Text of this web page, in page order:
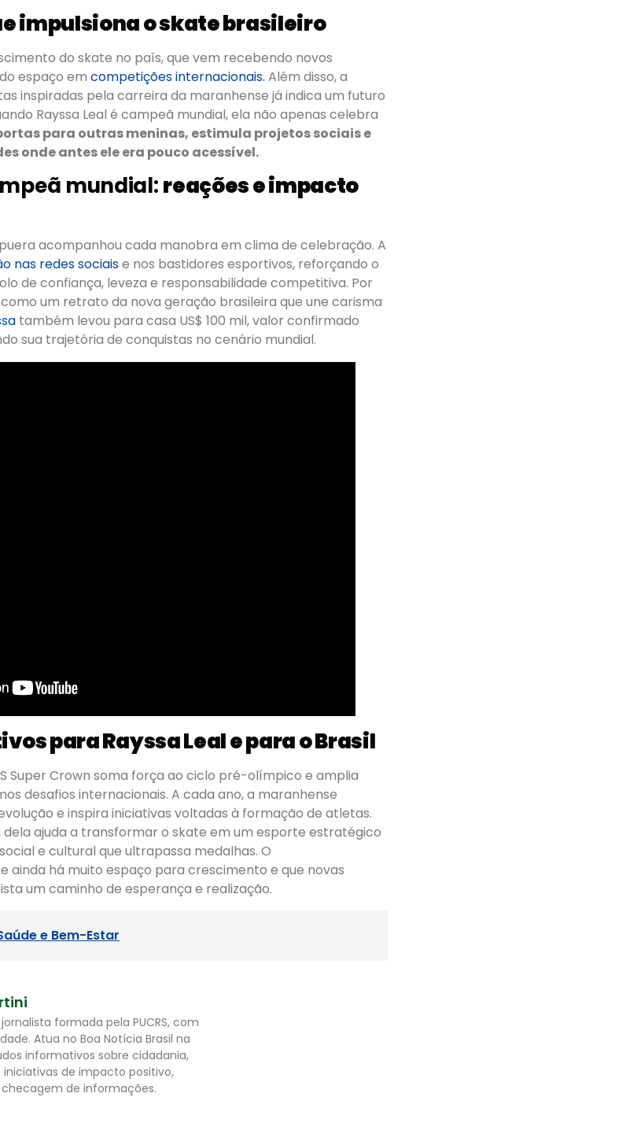
impulsiona o skate brasileiro
do skate no país, que vem recebendo novos
espaço em competições internacionais.Além disso, a
inspiradas pela carreira da maranhense já indica um futuro
Rayssa Leal é campeã mundial, ela não apenas celebra
para outras meninas, estimula projetos sociais e
onde antes ele era pouco acessível.
mundial:reações e impacto
acompanhou cada manobra em clima de celebração. A
nas redes sociaise nos bastidores esportivos, reforçando o
de confiança, leveza e responsabilidade competitiva. Por
um retrato da nova geração brasileira que une carisma
também levou para casa US$ 100 mil, valor confirmado
sua trajetória de conquistas no cenário mundial.
para Rayssa Leal e para o Brasil
Super Crown soma força ao ciclo pré-olímpico e amplia
desafios internacionais. A cada ano, a maranhense
e inspira iniciativas voltadas à formação de atletas.
ajuda a transformar o skate em um esporte estratégico
e cultural que ultrapassa medalhas. O
ainda há muito espaço para crescimento e que novas
um caminho de esperança e realização.
e Bem-Estar
formada pela PUCRS, com
Atua no Boa Notícia Brasil na
informativos sobre cidadania,
de impacto positivo,
de informações.